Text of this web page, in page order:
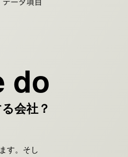
do
会社？
す。そし